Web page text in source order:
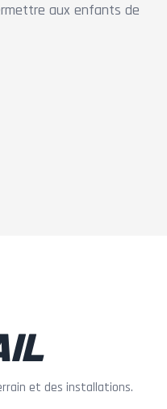
aux enfants de
et des installations.